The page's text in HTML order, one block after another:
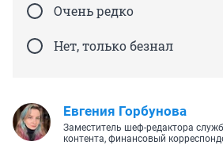
Очень редко
Нет, только безнал
Евгения Горбунова
Заместитель шеф-редактора
контента, финансовый